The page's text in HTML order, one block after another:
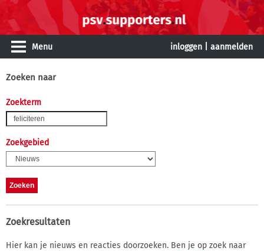
Menu inloggen aanmelden
Zoeken naar
Zoekterm
Zoekgebied
Zoekresultaten
Hier kan je nieuws en reacties doorzoeken. Ben je op zoek naar